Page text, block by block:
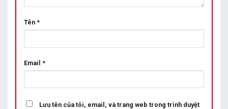
Tên *
Email *
Lưu tên của tôi, email, và trang web trong trình duyệt